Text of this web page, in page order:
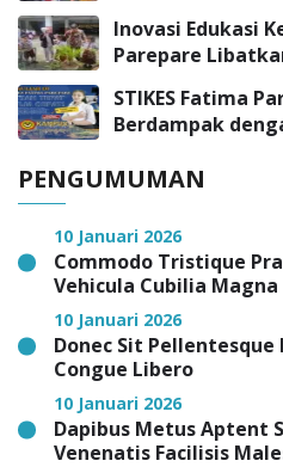
Inovasi Edukasi
Parepare
STIKES Fatima
Berdampak
PENGUMUMAN
10 Januari 2026
Commodo Tristique
Vehicula Cubilia Magna
10 Januari 2026
Donec Sit
Congue Libero
10 Januari 2026
Dapibus Metus Aptent
Venenatis Facilisis